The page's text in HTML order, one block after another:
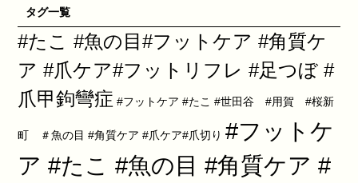
タグ一覧
#たこ #魚の目#フットケア #角質ケ
ア #爪ケア#フットリフレ #足つぼ #
爪甲鉤彎症 #フットケア #たこ #世田谷 #用賀 #桜新
町 ＃魚の目 #角質ケア #爪ケア#爪切り #フットケ
ア #たこ #魚の目 #角質ケア #